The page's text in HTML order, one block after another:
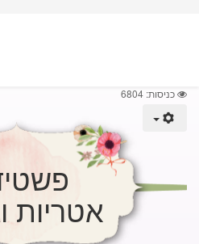
כניסות: 6804
אטריות